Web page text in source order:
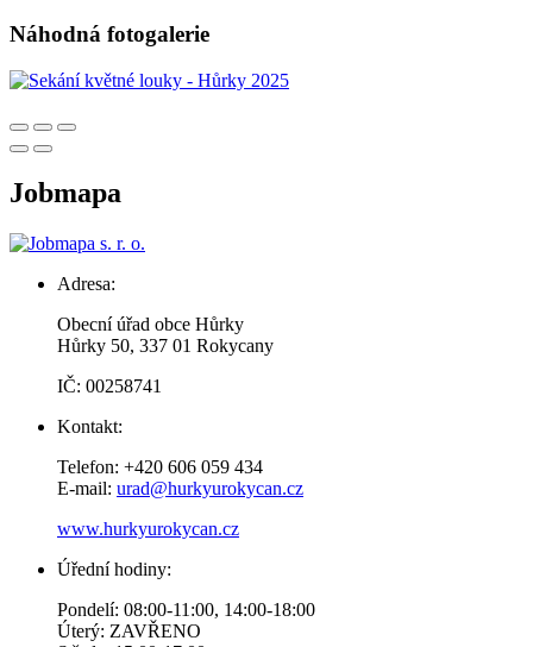
Náhodná fotogalerie
Jobmapa
Adresa:
Obecní úřad obce Hůrky
Hůrky 50, 337 01 Rokycany
IČ: 00258741
Kontakt:
Telefon: +420 606 059 434
E-mail: urad@hurkyurokycan.cz
www.hurkyurokycan.cz
Úřední hodiny:
Pondelí: 08:00-11:00, 14:00-18:00
Úterý: ZAVŘENO